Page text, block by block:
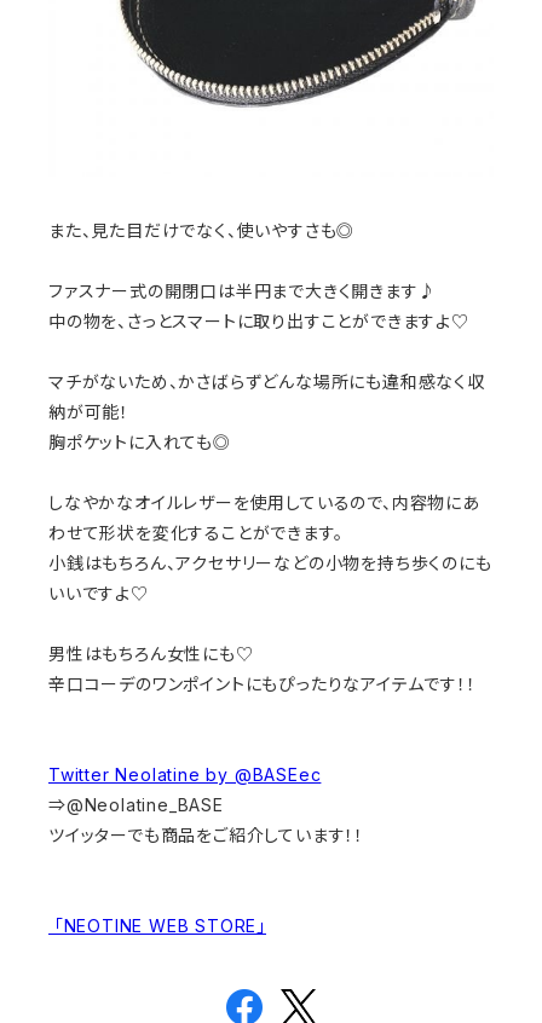
また、見た目だけでなく、使いやすさも◎
ファスナー式の開閉口は半円まで大きく開きます♪
中の物を、さっとスマートに取り出すことができますよ♡
マチがないため、かさばらずどんな場所にも違和感なく収
納が可能！
胸ポケットに入れても◎
しなやかなオイルレザーを使用しているので、内容物にあ
わせて形状を変化することができます。
小銭はもちろん、アクセサリーなどの小物を持ち歩くのにも
いいですよ♡
男性はもちろん女性にも♡
辛口コーデのワンポイントにもぴったりなアイテムです！！
Twitter Neolatine by @BASEec
⇒@Neolatine_BASE
ツイッターでも商品をご紹介しています！！
「NEOTINE WEB STORE」